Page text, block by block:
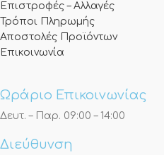
Επιστροφές – Αλλαγές
Τρόποι Πληρωμής
Αποστολές Προϊόντων
Επικοινωνία
Ωράριο Επικοινωνίας
Δευτ. – Παρ. 09:00 – 14:00
Διεύθυνση